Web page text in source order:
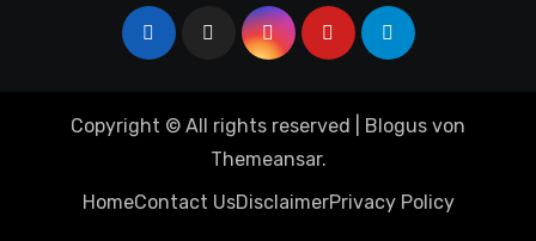
Copyright © All rights reserved Blogus von
Themeansar.
HomeContact UsDisclaimerPrivacy Policy